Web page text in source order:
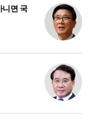
니면 국